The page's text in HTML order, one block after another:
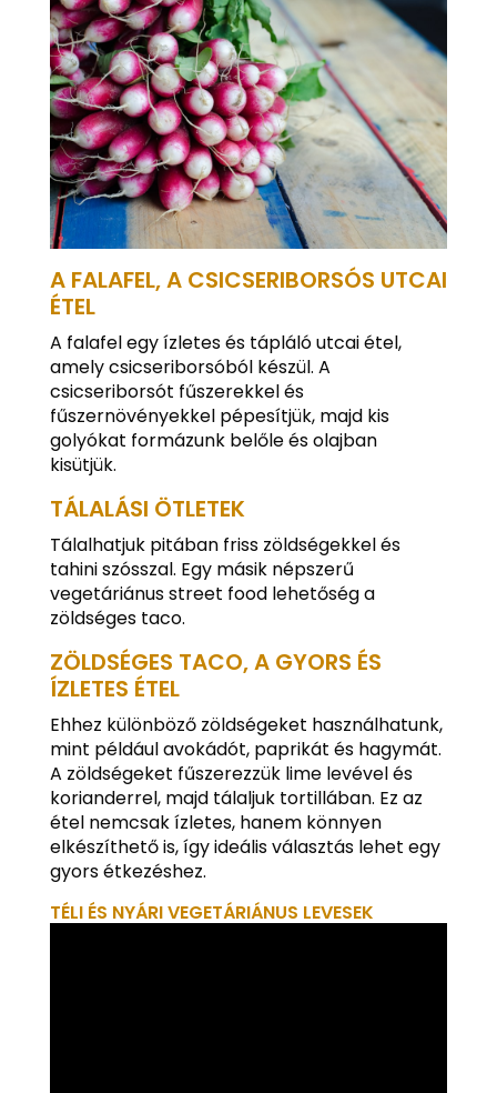
A FALAFEL, A CSICSERIBORSÓS UTCAI
ÉTEL
A falafel egy ízletes és tápláló utcai étel,
amely csicseriborsóból készül. A
csicseriborsót fűszerekkel és
fűszernövényekkel pépesítjük, majd kis
golyókat formázunk belőle és olajban
kisütjük.
TÁLALÁSI ÖTLETEK
Tálalhatjuk pitában friss zöldségekkel és
tahini szósszal. Egy másik népszerű
vegetáriánus street food lehetőség a
zöldséges taco.
ZÖLDSÉGES TACO, A GYORS ÉS
ÍZLETES ÉTEL
Ehhez különböző zöldségeket használhatunk,
mint például avokádót, paprikát és hagymát.
A zöldségeket fűszerezzük lime levével és
korianderrel, majd tálaljuk tortillában. Ez az
étel nemcsak ízletes, hanem könnyen
elkészíthető is, így ideális választás lehet egy
gyors étkezéshez.
TÉLI ÉS NYÁRI VEGETÁRIÁNUS LEVESEK